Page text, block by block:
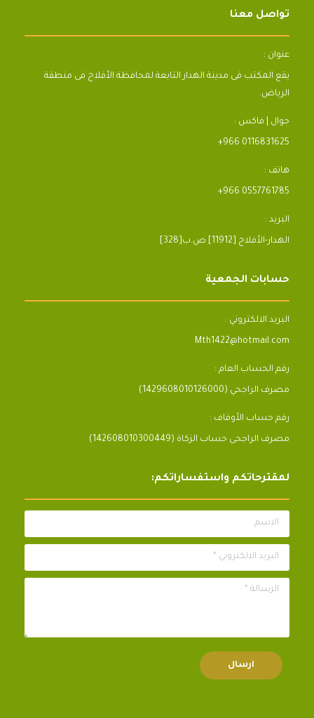
تواصل معنا
عنوان :
يقع المكتب فى مدينة الهدار التابعة لمحافظة الأفلاج فى منطقة
الرياض.
جوال | فاكس :
+966 0116831625
هاتف :
+966 0557761785
البريد :
[328]الهدار-الأفلاج [11912] ص.ب
حسابات الجمعية
البريد الالكتروني :
Mth1422@hotmail.com
رقم الحساب العام :
مصرف الراجحي (1429608010126000)
رقم حساب الأوقاف :
مصرف الراجحى حساب الزكاة (142608010300449)
لمقترحاتكم واستفساراتكم:
الاسم
البريد الالكتروني *
الرسالة *